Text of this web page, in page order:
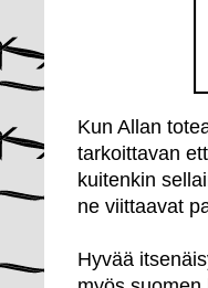
Kun Allan
tarkoittavan
kuitenkin
ne viittaavat
Hyvää